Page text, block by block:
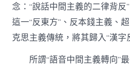
念：“說話中間主義的二律背反
這一“反東方”、反本錢主義、
克思主義傳統，將其歸入“漢字
所謂“語音中間主義轉向”